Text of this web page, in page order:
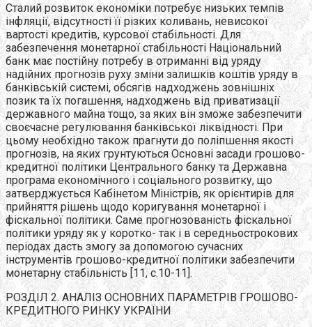
Сталий розвиток економіки потребує низьких темпів
інфляції, відсутності її різких коливань, невисокої
вартості кредитів, курсової стабільності. Для
забезпечення монетарної стабільності Національний
банк має постійну потребу в отриманні від уряду
надійних прогнозів руху зміни залишків коштів уряду в
банківській системі, обсягів надходжень зовнішніх
позик та їх погашення, надходжень від приватизації
державного майна тощо, за яких він зможе забезпечити
своєчасне регулювання банківської ліквідності. При
цьому необхідно також прагнути до поліпшення якості
прогнозів, на яких грунтуються Основні засади грошово-
кредитної політики Центрального банку та Державна
програма економічного і соціального розвитку, що
затверджується Кабінетом Міністрів, як орієнтирів для
прийняття рішень щодо коригування монетарної і
фіскальної політики. Саме прогнозованість фіскальної
політики уряду як у коротко- так і в середньострокових
періодах дасть змогу за допомогою сучасних
інструментів грошово-кредитної політики забезпечити
монетарну стабільність [11, с.10-11].
РОЗДІЛ 2. АНАЛІЗ ОСНОВНИХ ПАРАМЕТРІВ ГРОШОВО-
КРЕДИТНОГО РИНКУ УКРАЇНИ